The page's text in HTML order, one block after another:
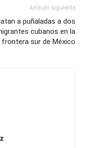
Artículo siguiente
a puñaladas a dos
cubanos en la
frontera sur de México